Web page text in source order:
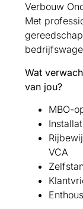
Verbouw
Met
Wat
van jou?
MBO-
VCA